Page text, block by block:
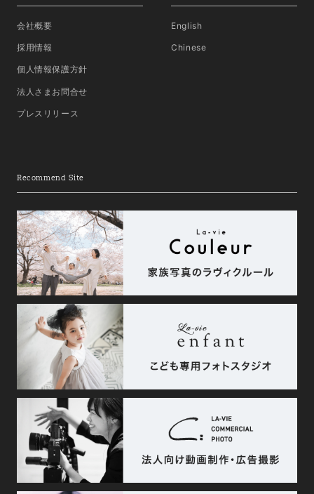
会社概要
採用情報
個人情報保護方針
法人さまお問合せ
プレスリリース
English
Chinese
Recommend Site